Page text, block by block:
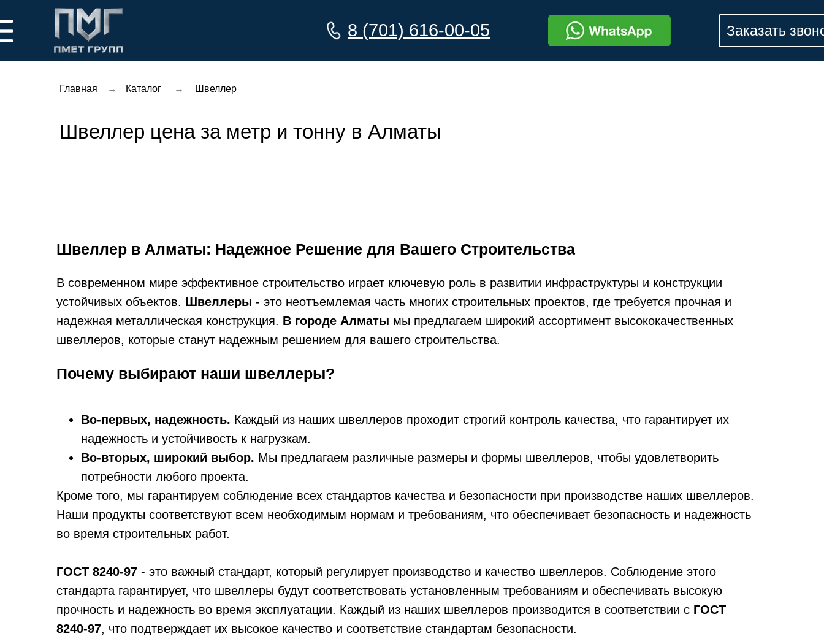
8 (701) 616-00-05 Заказать
Главная Каталог
→ Швеллер
→
Швеллер цена за метр и тонну в Алматы
Швеллер в Алматы: Надежное Решение для Вашего Строительства
В современном мире эффективное строительство играет ключевую роль в развитии инфраструктуры и конструкции
устойчивых объектов. Швеллеры - это неотъемлемая часть многих строительных проектов, где требуется прочная и
надежная металлическая конструкция. В городе Алматы мы предлагаем широкий ассортимент высококачественных
швеллеров, которые станут надежным решением для вашего строительства.
Почему выбирают наши швеллеры?
Во-первых, надежность. Каждый из наших швеллеров проходит строгий контроль качества, что гарантирует их
надежность и устойчивость к нагрузкам.
Во-вторых, широкий выбор. Мы предлагаем различные размеры и формы швеллеров, чтобы удовлетворить
потребности любого проекта.
Кроме того, мы гарантируем соблюдение всех стандартов качества и безопасности при производстве наших швеллеров.
Наши продукты соответствуют всем необходимым нормам и требованиям, что обеспечивает безопасность и надежность
во время строительных работ.
ГОСТ 8240-97 - это важный стандарт, который регулирует производство и качество швеллеров. Соблюдение этого
стандарта гарантирует, что швеллеры будут соответствовать установленным требованиям и обеспечивать высокую
прочность и надежность во время эксплуатации. Каждый из наших швеллеров производится в соответствии с ГОСТ
8240-97, что подтверждает их высокое качество и соответствие стандартам безопасности.